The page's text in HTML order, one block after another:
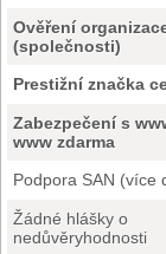
Ověření
(společnosti)
Prestižní značka
Zabezpečení s
www zdarma
Podpora SAN (více
Žádné hlášky o
nedůvěryhodnosti